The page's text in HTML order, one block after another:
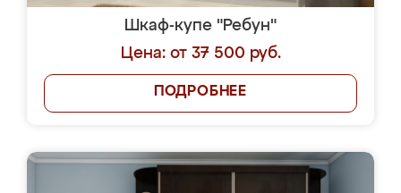
Шкаф-купе "Ребун"
Цена: от 37 500 руб.
ПОДРОБНЕЕ